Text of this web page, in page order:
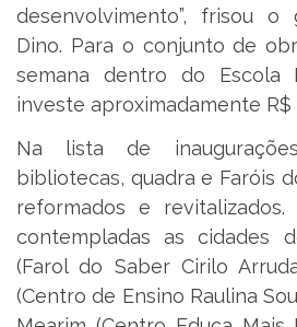
desenvolvimento”, frisou o
Dino. Para o conjunto de
semana dentro do Escola
investe aproximadamente R$
Na lista de
bibliotecas, quadra e Faróis
reformados e
contempladas as cidades
(Farol do Saber Cirilo
(Centro de Ensino Raulina